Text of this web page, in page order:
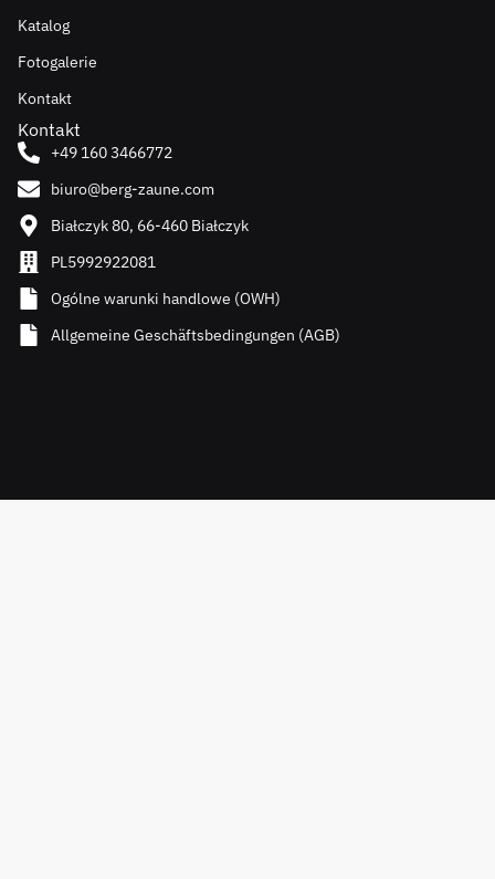
Katalog
Fotogalerie
Kontakt
Kontakt
+49 160 3466772
biuro@berg-zaune.com
Białczyk 80, 66-460 Białczyk
PL5992922081
Ogólne warunki handlowe (OWH)
Allgemeine Geschäftsbedingungen (AGB)